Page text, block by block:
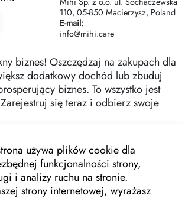
110, 05-850 Macierzysz, Poland
E-mail:
info@mihi.care
biznes! Oszczędzaj na zakupach dla
dodatkowy dochód lub zbuduj
biznes. To wszystko jest
się teraz i odbierz swoje
używa plików cookie dla
funkcjonalności strony,
i analizy ruchu na stronie.
strony internetowej, wyrażasz